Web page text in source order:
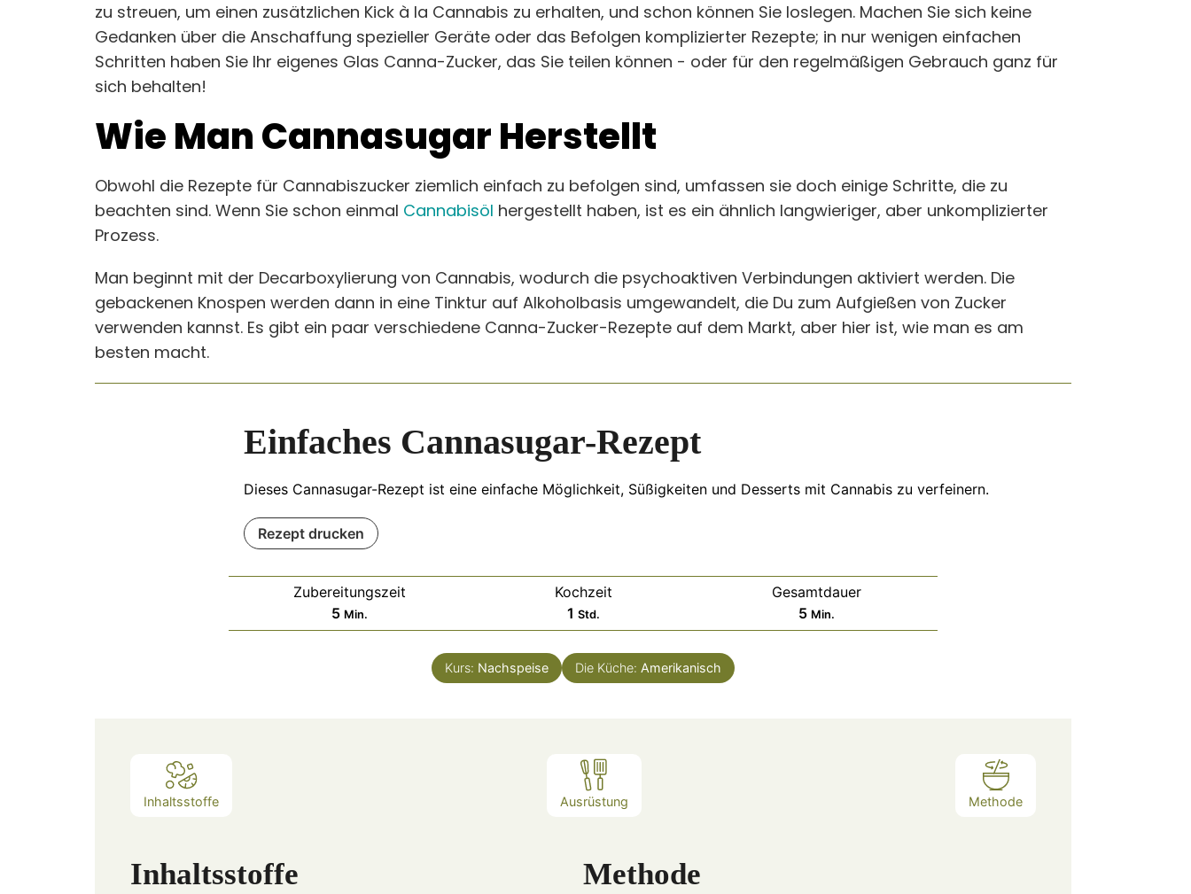
zu streuen, um einen zusätzlichen Kick à la Cannabis zu erhalten, und schon können Sie loslegen. Machen Sie sich keine
Gedanken über die Anschaffung spezieller Geräte oder das Befolgen komplizierter Rezepte; in nur wenigen einfachen
Schritten haben Sie Ihr eigenes Glas Canna-Zucker, das Sie teilen können - oder für den regelmäßigen Gebrauch ganz für
sich behalten!
Wie Man Cannasugar Herstellt
Obwohl die Rezepte für Cannabiszucker ziemlich einfach zu befolgen sind, umfassen sie doch einige Schritte, die zu
beachten sind. Wenn Sie schon einmal Cannabisöl hergestellt haben, ist es ein ähnlich langwieriger, aber unkomplizierter
Prozess.
Man beginnt mit der Decarboxylierung von Cannabis, wodurch die psychoaktiven Verbindungen aktiviert werden. Die
gebackenen Knospen werden dann in eine Tinktur auf Alkoholbasis umgewandelt, die Du zum Aufgießen von Zucker
verwenden kannst. Es gibt ein paar verschiedene Canna-Zucker-Rezepte auf dem Markt, aber hier ist, wie man es am
besten macht.
Einfaches Cannasugar-Rezept
Dieses Cannasugar-Rezept ist eine einfache Möglichkeit, Süßigkeiten und Desserts mit Cannabis zu verfeinern.
Rezept drucken
Zubereitungszeit
5Minuten
Min.
Kochzeit
1 Stunde
Std.
Gesamtdauer
5Minuten
Min.
Kurs: Nachspeise Die Küche: Amerikanisch
Inhaltsstoffe Ausrüstung Methode
Inhaltsstoffe Methode